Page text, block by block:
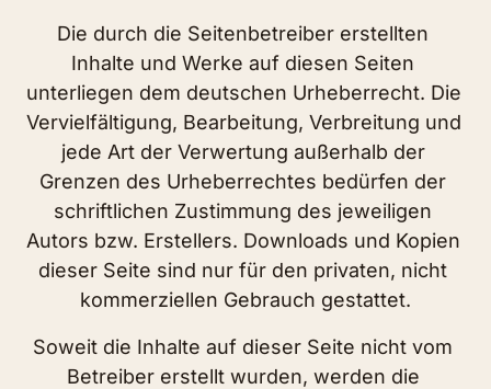
Die durch die Seitenbetreiber erstellten
Inhalte und Werke auf diesen Seiten
unterliegen dem deutschen Urheberrecht. Die
Vervielfältigung, Bearbeitung, Verbreitung und
jede Art der Verwertung außerhalb der
Grenzen des Urheberrechtes bedürfen der
schriftlichen Zustimmung des jeweiligen
Autors bzw. Erstellers. Downloads und Kopien
dieser Seite sind nur für den privaten, nicht
kommerziellen Gebrauch gestattet.
Soweit die Inhalte auf dieser Seite nicht vom
Betreiber erstellt wurden, werden die